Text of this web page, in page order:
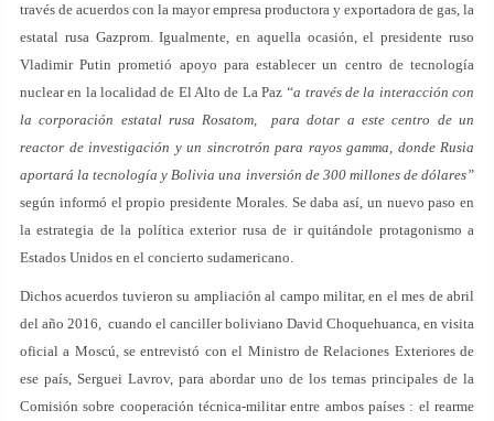
través de acuerdos con la mayor empresa productora y exportadora de gas, la
estatal rusa Gazprom. Igualmente, en aquella ocasión, el presidente ruso
Vladimir Putin prometió apoyo para establecer un centro de tecnología
nuclear en la localidad de El Alto de La Paz “a través de la interacción con
la corporación estatal rusa Rosatom, para dotar a este centro de un
reactor de investigación y un sincrotrón para rayos gamma, donde Rusia
aportará la tecnología y Bolivia una inversión de 300 millones de dólares”
según informó el propio presidente Morales. Se daba así, un nuevo paso en
la estrategia de la política exterior rusa de ir quitándole protagonismo a
Estados Unidos en el concierto sudamericano.
Dichos acuerdos tuvieron su ampliación al campo militar, en el mes de abril
del año 2016, cuando el canciller boliviano David Choquehuanca, en visita
oficial a Moscú, se entrevistó con el Ministro de Relaciones Exteriores de
ese país, Serguei Lavrov, para abordar uno de los temas principales de la
Comisión sobre cooperación técnica-militar entre ambos países : el rearme